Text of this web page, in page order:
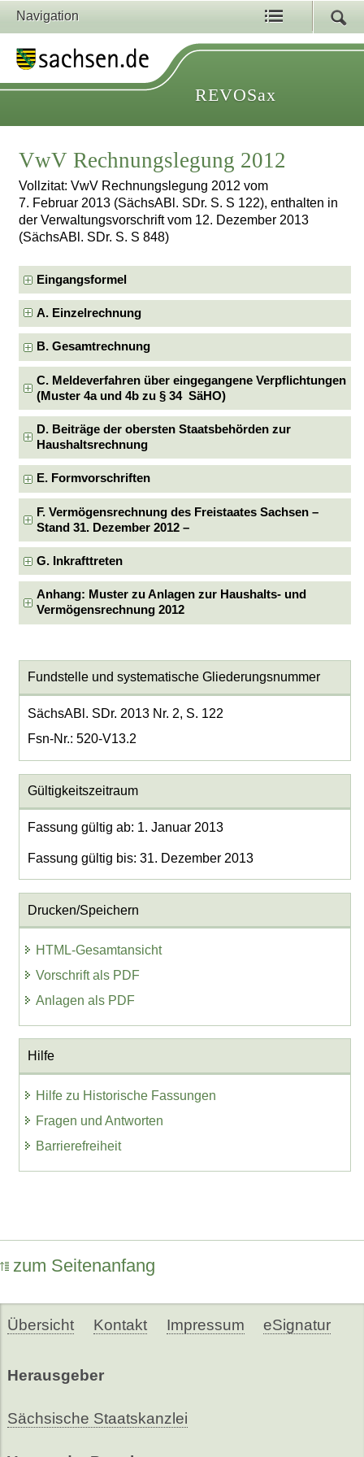
Navigation
REVOSax
VwV Rechnungslegung 2012
Vollzitat: VwV Rechnungslegung 2012 vom
7. Februar 2013 (SächsABl. SDr. S. S 122), enthalten in
der Verwaltungsvorschrift vom 12. Dezember 2013
(SächsABl. SDr. S. S 848)
Eingangsformel
A. Einzelrechnung
B. Gesamtrechnung
C. Meldeverfahren über eingegangene Verpflichtungen
(Muster 4a und 4b zu § 34 SäHO)
D. Beiträge der obersten Staatsbehörden zur
Haushaltsrechnung
E. Formvorschriften
F. Vermögensrechnung des Freistaates Sachsen –
Stand 31. Dezember 2012 –
G. Inkrafttreten
Anhang: Muster zu Anlagen zur Haushalts- und
Vermögensrechnung 2012
Fundstelle und systematische Gliederungsnummer
SächsABl. SDr. 2013 Nr. 2, S. 122
Fsn-Nr.: 520-V13.2
Gültigkeitszeitraum
Fassung gültig ab: 1. Januar 2013
Fassung gültig bis: 31. Dezember 2013
Drucken/Speichern
HTML-Gesamtansicht
Vorschrift als PDF
Anlagen als PDF
Hilfe
Hilfe zu Historische Fassungen
Fragen und Antworten
Barrierefreiheit
zum Seitenanfang
Übersicht Kontakt Impressum eSignatur
Herausgeber
Sächsische Staatskanzlei